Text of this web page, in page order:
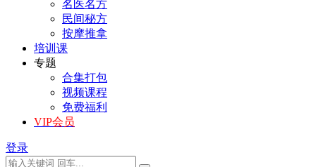
名医名方
民间秘方
按摩推拿
培训课
专题
合集打包
视频课程
免费福利
VIP会员
登录